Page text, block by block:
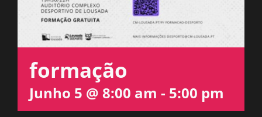
OUVIR
formação
Junho 5 @ 8:00 am - 5:00 pm